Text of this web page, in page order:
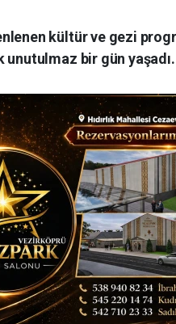
kültür ve gezi
unutulmaz bir gün yaşadı.